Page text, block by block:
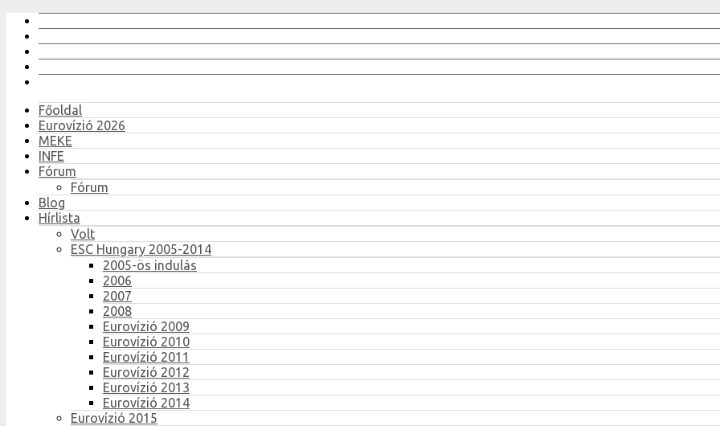
Főoldal
Eurovízió 2026
MEKE
INFE
Fórum
Fórum
Blog
Hírlista
Volt
ESC Hungary 2005-2014
2005-ös indulás
2006
2007
2008
Eurovízió 2009
Eurovízió 2010
Eurovízió 2011
Eurovízió 2012
Eurovízió 2013
Eurovízió 2014
Eurovízió 2015